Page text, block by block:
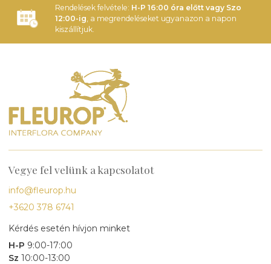
Rendelések felvétele: H-P 16:00 óra előtt vagy Szo
12:00-ig , a megrendeléseket ugyanazon a napon
kiszállítjuk.
Vegye fel velünk a kapcsolatot
info@fleurop.hu
+3620 378 6741
Kérdés esetén hívjon minket
H-P 9:00-17:00
Sz 10:00-13:00